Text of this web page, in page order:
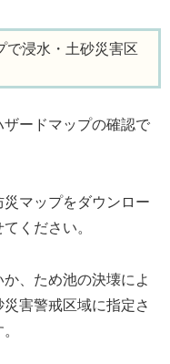
で浸水・土砂災害区
ードマップの確認で
マップをダウンロー
ください。
、ため池の決壊によ
害警戒区域に指定さ